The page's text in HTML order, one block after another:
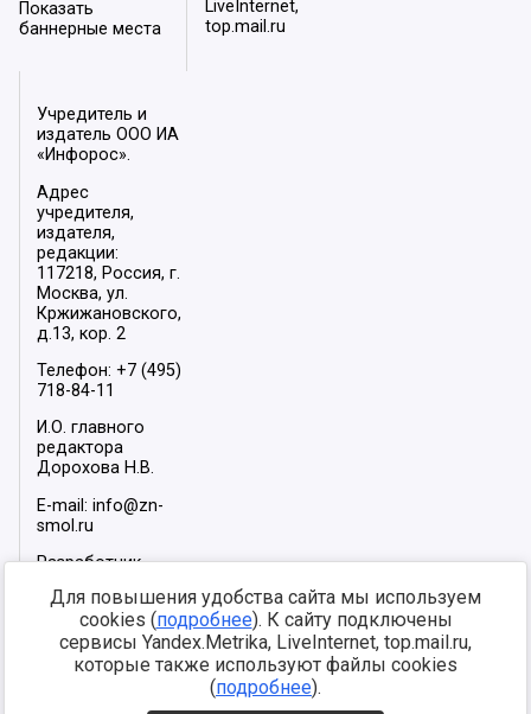
Показать
баннерные места
LiveInternet,
top.mail.ru
Учредитель и
издатель ООО ИА
«Инфорос».
Адрес
учредителя,
издателя,
редакции:
117218, Россия, г.
Москва, ул.
Кржижановского,
д.13, кор. 2
Телефон: +7 (495)
718-84-11
И.О. главного
редактора
Дорохова Н.В.
E-mail: info@zn-
smol.ru
Разработчик
2026
Мы в социальных
сетях:
Для повышения удобства сайта мы используем
cookies (подробнее). К сайту подключены
сервисы Yandex.Metrika, LiveInternet, top.mail.ru,
которые также используют файлы cookies
(подробнее).